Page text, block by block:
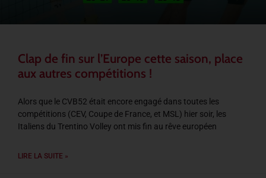
Clap de fin sur l’Europe cette saison, place
aux autres compétitions !
Alors que le CVB52 était encore engagé dans toutes les
compétitions (CEV, Coupe de France, et MSL) hier soir, les
Italiens du Trentino Volley ont mis fin au rêve européen
LIRE LA SUITE »